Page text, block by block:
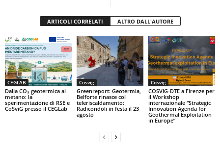
ARTICOLI CORRELATI ALTRO DALL'AUTORE
CEGLAB
Dalla CO₂ geotermica al
metano: la
sperimentazione di RSE e
CoSviG presso il CEGLab
Cosvig
Greenreport: Geotermia,
Belforte rinasce col
teleriscaldamento:
Radicondoli in festa il 23
agosto
Cosvig
COSVIG-DTE a Firenze per
il Workshop
internazionale “Strategic
Innovation Agenda for
Geothermal Exploitation
in Europe”